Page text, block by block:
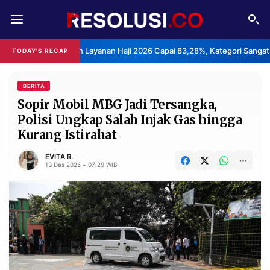
TODAY'S RECAP
Layanan Haji 2026 Capai 83,28%, Kategori Sangat Memuaskan.
REDAKSI TENTANG
RESOLUSI IKLAN
RUBRIKASI
EDITORIAL AKSARA
FINANSIA PERSONA
DAERAH NASIONAL
MANCA SPORT
INFORMASI
BERITA
Sopir Mobil MBG Jadi Tersangka,
Polisi Ungkap Salah Injak Gas hingga
Kurang Istirahat
EVITA R.
13 Des 2025 • 07:29 WIB